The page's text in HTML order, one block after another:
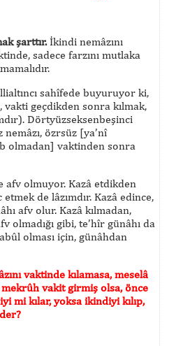
şarttır. İkindi nemâzını
sadece farzını mutlaka
sahîfede buyuruyor ki,
vakti geçdikden sonra kılmak,
Dörtyüzseksenbeşinci
özrsüz [ya’nî
olmadan] vaktinden sonra
afv olmuyor. Kazâ etdikden
de lâzımdır. Kazâ edince,
afv olur. Kazâ kılmadan,
olmadığı gibi, te’hîr günâhı da
olması için, günâhdan
vaktinde kılamasa, meselâ
mekrûh vakit girmiş olsa, önce
mi kılar, yoksa ikindiyi kılıp,